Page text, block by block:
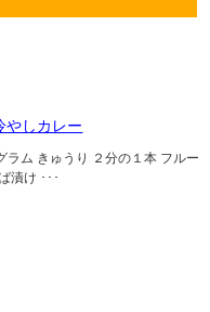
やしカレー
ラム きゅうり ２分の１本 フルー
漬け ･･･